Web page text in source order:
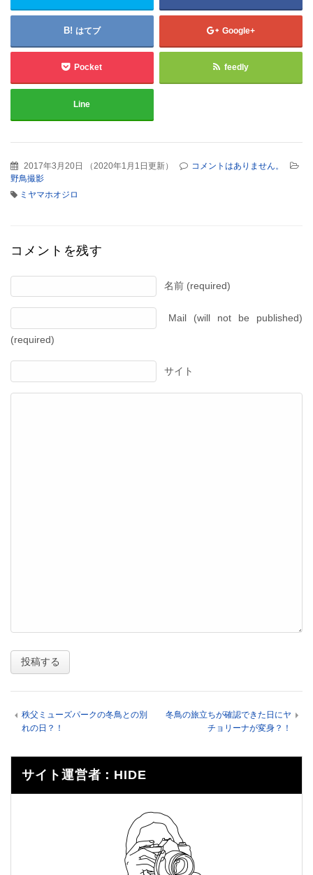
はてブ Google+
Pocket feedly
Line
2017年3月20日 （2020年1月1日更新）
コメントはありません。
野鳥撮影
ミヤマホオジロ
コメントを残す
名前 (required)
Mail (will not be published)
(required)
サイト
秩父ミューズパークの冬鳥との別
れの日？！
冬鳥の旅立ちが確認できた日にヤ
チョリーナが変身？！
サイト運営者：HIDE